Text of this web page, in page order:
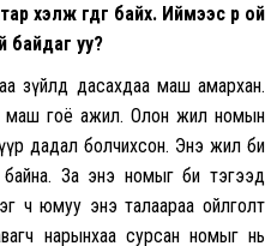
өгдөг байх. Иймээс өөрөө ой
байдаг уу?
зүйлд дасахдаа маш амархан.
маш гоё ажил. Олон жил номын
дадал болчихсон. Энэ жил би
За энэ номыг би тэгээд
ч юмуу энэ талаараа ойлголт
нарынхаа сурсан номыг нь